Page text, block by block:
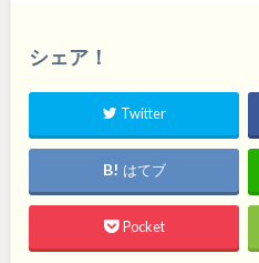
シェア！
Twitter
はてブ
Pocket